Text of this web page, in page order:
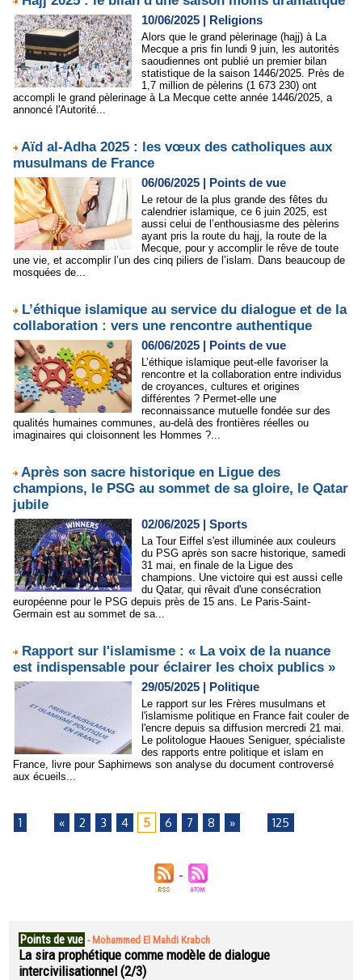
10/06/2025 | Religions
Alors que le grand pèlerinage (hajj) à La
Mecque a pris fin lundi 9 juin, les autorités
saoudiennes ont publié un premier bilan
statistique de la saison 1446/2025. Près de
1,7 million de pèlerins (1 673 230) ont
accompli le grand pèlerinage à La Mecque cette année 1446/2025, a
annoncé l'Autorité...
Aïd al-Adha 2025 : les vœux des catholiques aux
musulmans de France
06/06/2025 | Points de vue
Le retour de la plus grande des fêtes du
calendrier islamique, ce 6 juin 2025, est
aussi celui de l’enthousiasme des pèlerins
ayant pris la route du hajj, la route de la
Mecque, pour y accomplir le rêve de toute
une vie, et accomplir l’un des cinq piliers de l’islam. Dans beaucoup de
mosquées de...
L’éthique islamique au service du dialogue et de la
collaboration : vers une rencontre authentique
06/06/2025 | Points de vue
L’éthique islamique peut-elle favoriser la
rencontre et la collaboration entre individus
de croyances, cultures et origines
différentes ? Permet-elle une
reconnaissance mutuelle fondée sur des
qualités humaines communes, au-delà des frontières réelles ou
imaginaires qui cloisonnent les Hommes ?...
Après son sacre historique en Ligue des
champions, le PSG au sommet de sa gloire, le Qatar
jubile
02/06/2025 | Sports
La Tour Eiffel s'est illuminée aux couleurs
du PSG après son sacre historique, samedi
31 mai, en finale de la Ligue des
champions. Une victoire qui est aussi celle
du Qatar, qui rêvait d'une consécration
européenne pour le PSG depuis près de 15 ans. Le Paris-Saint-
Germain est au sommet de sa...
Rapport sur l'islamisme : « La voix de la nuance
est indispensable pour éclairer les choix publics »
29/05/2025 | Politique
Le rapport sur les Frères musulmans et
l'islamisme politique en France fait couler de
l'encre depuis sa diffusion mercredi 21 mai.
Le politologue Haoues Seniguer, spécialiste
des rapports entre politique et islam en
France, livre pour Saphirnews son analyse du document controversé
aux écueils...
1 « 2 3 4 5 6 7 8 » 125
Points de vue - Mohammed El Mahdi Krabch
La sira prophétique comme modèle de dialogue
intercivilisationnel (2/3)